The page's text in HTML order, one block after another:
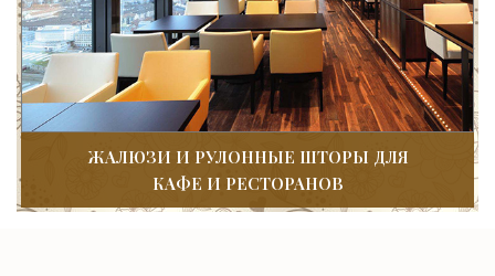
ЖАЛЮЗИ И РУЛОННЫЕ ШТОРЫ ДЛЯ
КАФЕ И РЕСТОРАНОВ